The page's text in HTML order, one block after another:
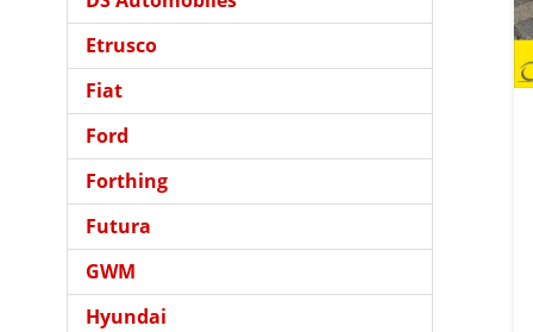
Etrusco
Fiat
Ford
Forthing
Futura
GWM
Hyundai